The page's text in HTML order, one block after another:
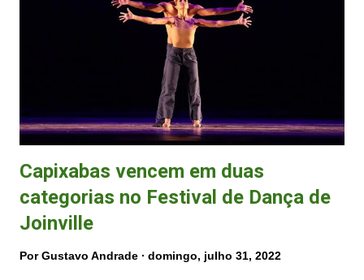
Informações: (27) 99866-8930. - Renêr Nogueira, Lucas Mutz, Arthur
Nogueira, Rodrigo Moskitto, Anderson Januário, Ramon Resende e
Alex Salles [Cachaça, Cerveja e Viola] - 19h30 (Variado) - Vix
Capixabas vencem em duas
categorias no Festival de Dança de
Joinville
PorGustavo Andrade domingo, julho 31, 2022